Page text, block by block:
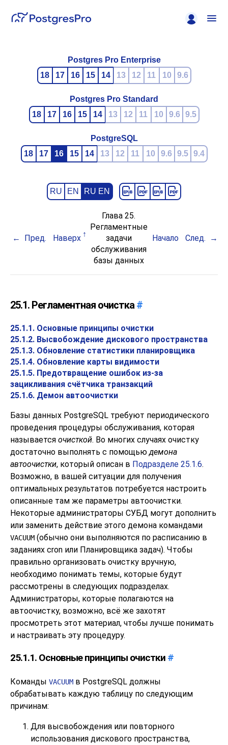
Postgres Pro Enterprise
18
17 16 15 14 13 12 11 10 9.6
Postgres Pro Standard
18
17 16 15 14 13 12 11 10 9.6 9.5
PostgreSQL
18
17 16 15 14 13 12 11 10 9.6 9.5 9.4
RU EN RU EN
Пред. Наверх
Глава 25.
Регламентные
задачи
обслуживания
базы данных
Начало След.
25.1. Регламентная очистка#
25.1.1. Основные принципы очистки
25.1.2. Высвобождение дискового пространства
25.1.3. Обновление статистики планировщика
25.1.4. Обновление карты видимости
25.1.5. Предотвращение ошибок из-за
зацикливания счётчика транзакций
25.1.6. Демон автоочистки
Базы данных PostgreSQL требуют периодического
проведения процедуры обслуживания, которая
называется очисткой. Во многих случаях очистку
достаточно выполнять с помощьюдемона
автоочистки, который описан в Подразделе 25.1.6.
Возможно, в вашей ситуации для получения
оптимальных результатов потребуется настроить
описанные там же параметры автоочистки.
Некоторые администраторы СУБД могут дополнить
или заменить действие этого демона командами
VACUUM (обычно они выполняются по расписанию в
заданиях cron или Планировщика задач). Чтобы
правильно организовать очистку вручную,
необходимо понимать темы, которые будут
рассмотрены в следующих подразделах.
Администраторы, которые полагаются на
автоочистку, возможно, всё же захотят
просмотреть этот материал, чтобы лучше понимать
и настраивать эту процедуру.
25.1.1. Основные принципы очистки #
Команды VACUUM в PostgreSQL должны
обрабатывать каждую таблицу по следующим
причинам:
Для высвобождения или повторного
использования дискового пространства,